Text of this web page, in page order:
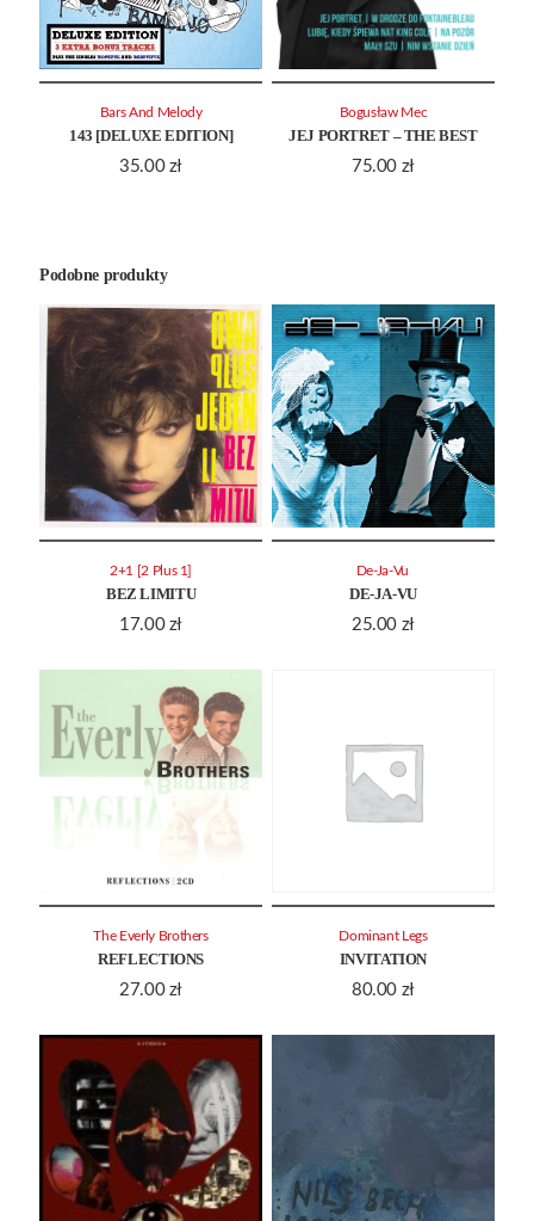
143 [DELUXE EDITION]
35.00 zł
Bars And Melody
JEJ PORTRET – THE BEST
75.00 zł
Bogusław Mec
Podobne produkty
BEZ LIMITU
17.00 zł
2+1 [2 Plus 1]
DE-JA-VU
25.00 zł
De-Ja-Vu
REFLECTIONS
27.00 zł
The Everly Brothers
INVITATION
80.00 zł
Dominant Legs